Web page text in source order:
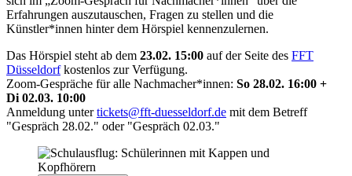
Erfahrungen auszutauschen, Fragen zu stellen und die
Künstler*innen hinter dem Hörspiel kennenzulernen.
Das Hörspiel steht ab dem 23.02. 15:00 auf der Seite des FFT
Düsseldorfkostenlos zur Verfügung.
Zoom-Gespräche für alle Nachmacher*innen: So 28.02. 16:00 +
Di 02.03. 10:00
Anmeldung untertickets@fft-duesseldorf.de mit dem Betreff
"Gespräch 28.02." oder "Gespräch 02.03."